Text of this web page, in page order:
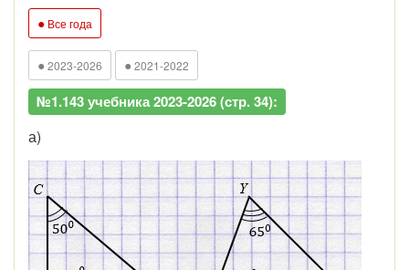
● Все года
● 2023-2026 ● 2021-2022
№1.143 учебника 2023-2026 (стр. 34):
а)